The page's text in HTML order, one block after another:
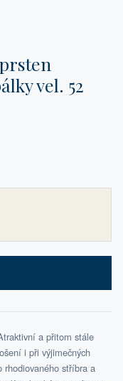
vel. 52
a přitom stále
i při výjimečných
rhodiovaného stříbra a